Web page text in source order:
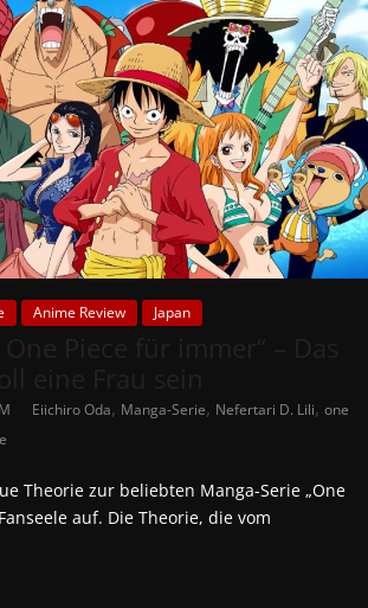
Anime Review Japan
Eiichiro Oda, Manga-Serie, Nefertari D. Lili, one
Theorie zur beliebten Manga-Serie „One
auf. Die Theorie, die vom